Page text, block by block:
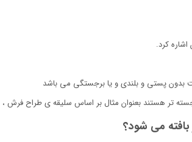
کرد.
پستی و بلندی و یا برجستگی می باشد
تر هستند بعنوان مثال بر اساس سلیقه ی طراح فرش
می شود؟